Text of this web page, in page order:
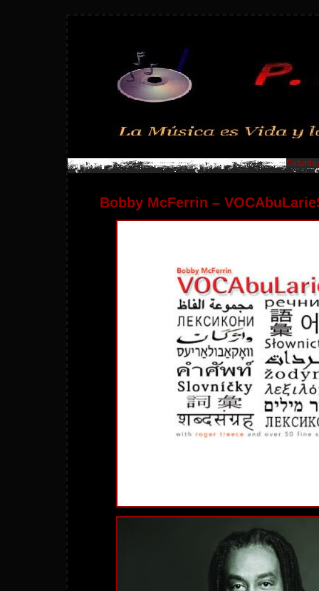
Bobby McFerrin –